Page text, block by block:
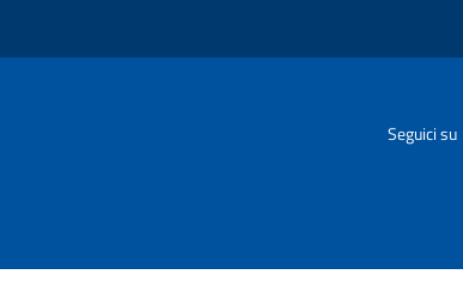
Seguici su